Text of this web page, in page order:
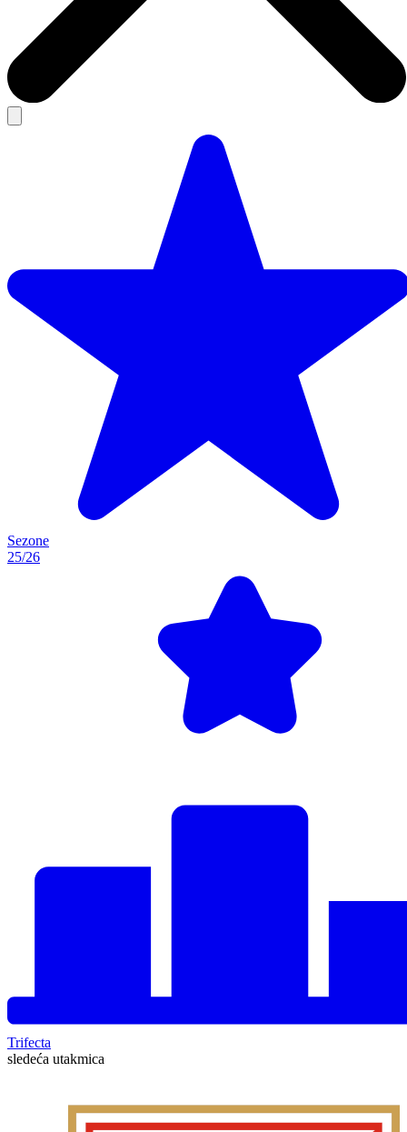
Sezone
25/26
Trifecta
sledeća utakmica